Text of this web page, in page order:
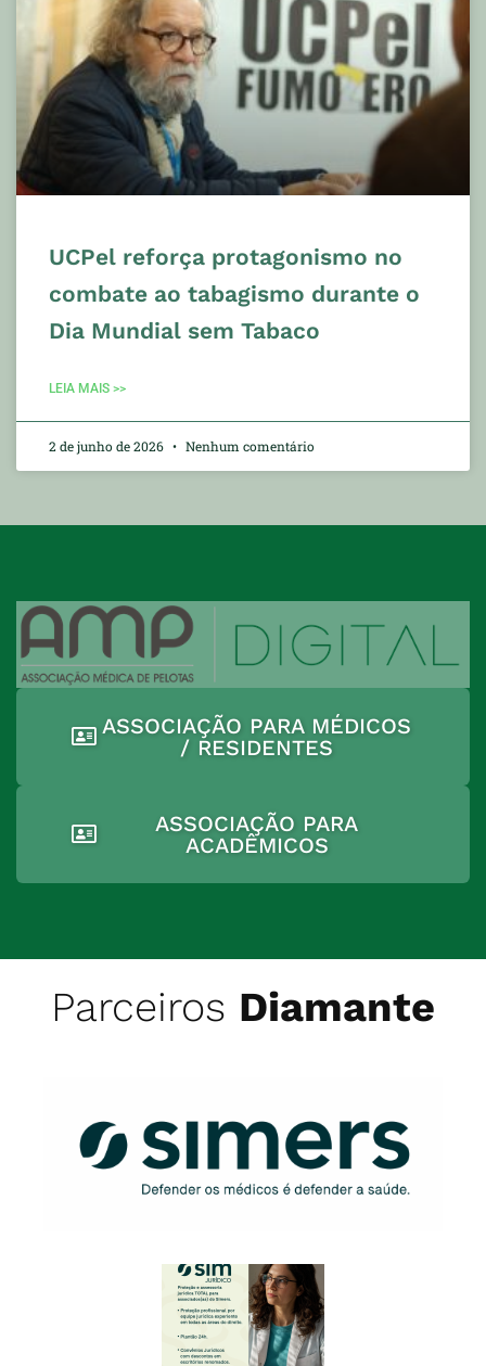
UCPel reforça protagonismo no
combate ao tabagismo durante o
Dia Mundial sem Tabaco
LEIA MAIS >>
2 de junho de 2026 Nenhum comentário
ASSOCIAÇÃO PARA MÉDICOS
/ RESIDENTES
ASSOCIAÇÃO PARA
ACADÊMICOS
Parceiros Diamante